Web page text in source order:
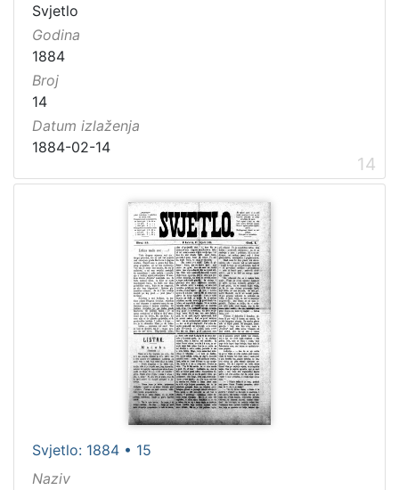
Svjetlo
Godina
1884
Broj
14
Datum izlaženja
1884-02-14
14
Svjetlo: 1884 • 15
Naziv